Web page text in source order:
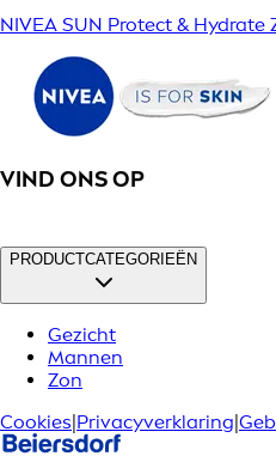
NIVEA SUN Protect & Hydrate
VIND ONS OP
PRODUCTCATEGORIEËN
Gezicht
Mannen
Zon
Cookies|Privacyverklaring|